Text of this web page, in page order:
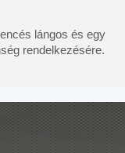
lángos és egy
rendelkezésére.